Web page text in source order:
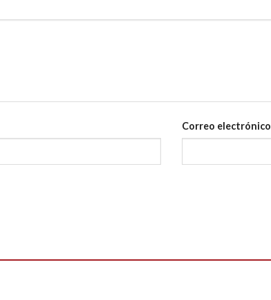
Correo electrónico